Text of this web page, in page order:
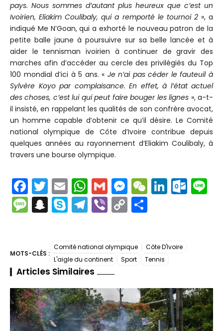
pays. Nous sommes d’autant plus heureux que c’est un
Ivoirien, Eliakim Coulibaly, qui a remporté le tournoi 2», a
indiqué Me N’Goan, qui a exhorté le nouveau patron de la
petite balle jaune à poursuivre sur sa belle lancée et à
aider le tennisman ivoirien à continuer de gravir des
marches afin d’accéder au cercle des privilégiés du Top
100 mondial d’ici à 5 ans. « Je n’ai pas céder le fauteuil à
Sylvère Koyo par complaisance. En effet, à l’état actuel
des choses, c’est lui qui peut faire bouger les lignes », a-t-
il insisté, en rappelant les qualités de son confrère avocat,
un homme capable d’obtenir ce qu’il désire. Le Comité
national olympique de Côte d’Ivoire contribue depuis
quelques années au rayonnement d’Eliakim Coulibaly, à
travers une bourse olympique.
F
a
c
b
o
o
k
T
w
itt
E
m
ai
W
h
a
A
p
p
G
m
ai
M
e
s
e
n
g
er
W
a
t
Li
dI
O
o
m
M
s
a
g
e
S
p
c
h
a
t
S
p
e
T
gr
a
m
Vi C
y
Li
n
k
a
g
er
MOTS-CLÉS :
Comité national olympique
Côte D'Ivoire
L'aigle du continent
Sport Tennis
Articles Similaires